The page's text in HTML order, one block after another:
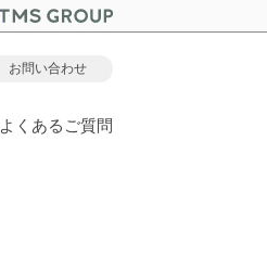
お問い合わせ
よくあるご質問